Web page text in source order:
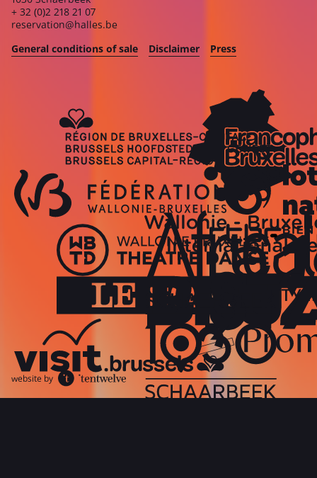
+ 32 (0)2 218 21 07
reservation@halles.be
General conditions of sale
Disclaimer Press
website by